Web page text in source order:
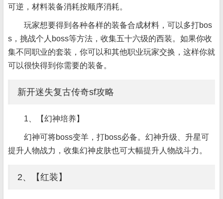
可逆，材料装备消耗按顺序消耗。
玩家想要得到各种各样的装备合成材料，可以多打bos
s，挑战个人boss等方法，收集五十六级的西装。如果你收
集不同职业的套装，你可以和其他职业玩家交换，这样你就
可以很快得到你需要的装备。
新开迷失复古传奇sf攻略
1、【幻神培养】
幻神可将boss变羊，打boss必备。幻神升级、升星可
提升人物战力，收集幻神皮肤也可大幅提升人物战斗力。
2、【红装】